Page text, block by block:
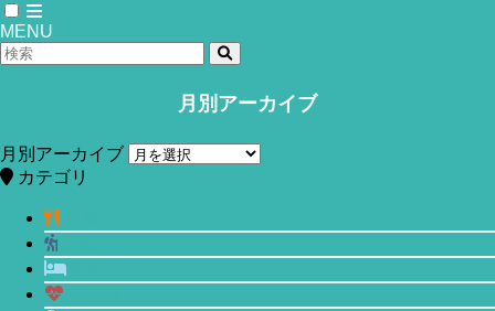
MENU
月別アーカイブ
月別アーカイブ
カテゴリ
低GI値の食事は体内の炎症を抑えてく
れるのか？
2019年11月21日